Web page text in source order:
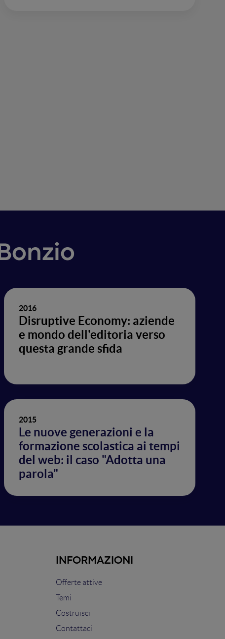
2016
Disruptive Economy: aziende
e mondo dell'editoria verso
questa grande sfida
2015
Le nuove generazioni e la
formazione scolastica ai tempi
del web: il caso "Adotta una
parola"
INFORMAZIONI
Offerte attive
Temi
Costruisci
Contattaci